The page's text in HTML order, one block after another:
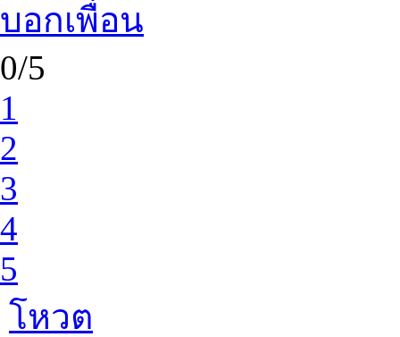
บอกเพื่อน
0/5
1
2
3
4
5
โหวต